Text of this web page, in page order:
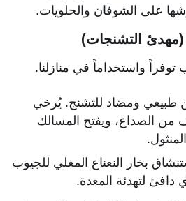
على الشوفان والحلويات.
توفراً واستخداماً في منازلنا.
ومضاد للتشنج. يُرخي
من الصداع، ويفتح المسالك
بخار النعناع المغلي للجيوب
دافئ لتهدئة المعدة.